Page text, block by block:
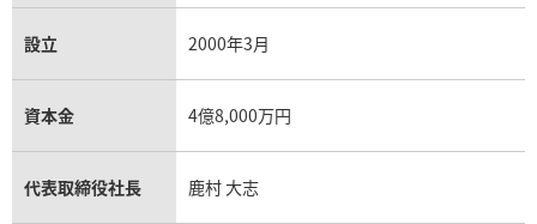
設立 2000年3月
資本金 4億8,000万円
代表取締役社長 鹿村 大志